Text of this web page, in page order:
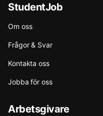
StudentJob
Om oss
Frågor & Svar
Kontakta oss
Jobba för oss
Arbetsgivare